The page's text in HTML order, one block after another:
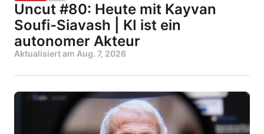
Uncut #80: Heute mit Kayvan
Soufi-Siavash | KI ist ein
autonomer Akteur
Aktualisiert am Aug. 7, 2026